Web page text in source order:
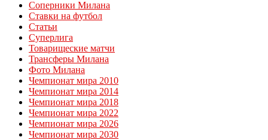
Соперники Милана
Ставки на футбол
Статьи
Суперлига
Товарищеские матчи
Трансферы Милана
Фото Милана
Чемпионат мира 2010
Чемпионат мира 2014
Чемпионат мира 2018
Чемпионат мира 2022
Чемпионат мира 2026
Чемпионат мира 2030